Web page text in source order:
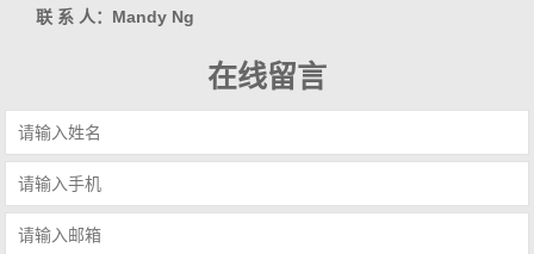
联 系 人：Mandy Ng
在线留言